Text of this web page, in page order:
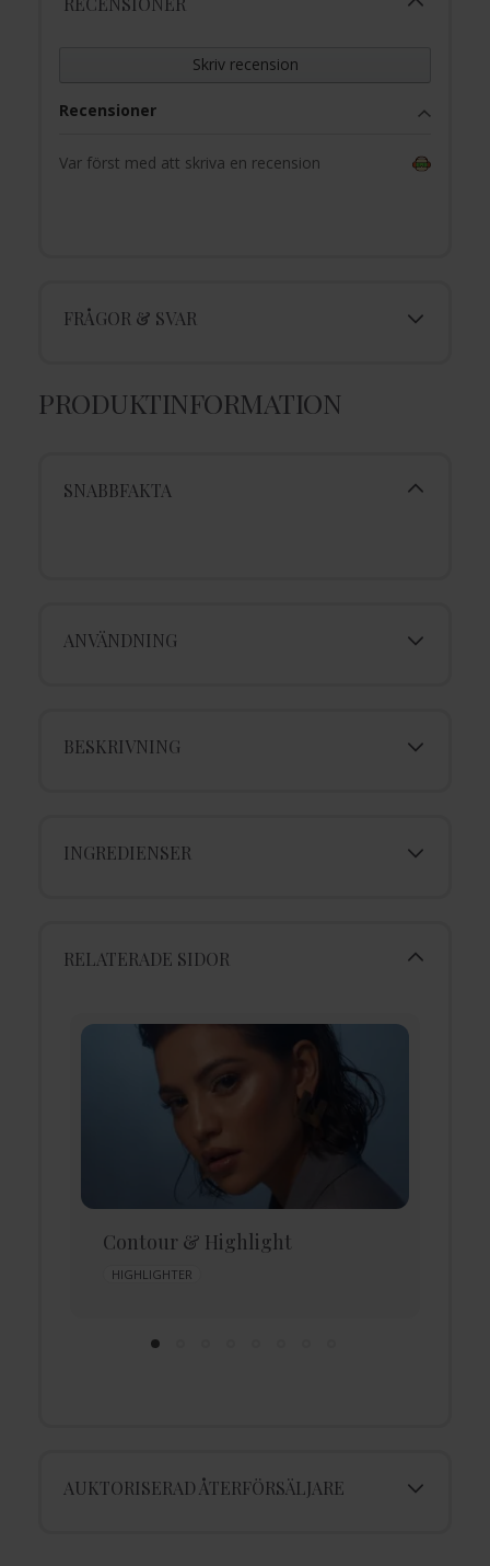
Skriv recension
Recensioner
Var först med att skriva en recension
FRÅGOR & SVAR
PRODUKTINFORMATION
SNABBFAKTA
ANVÄNDNING
BESKRIVNING
INGREDIENSER
RELATERADE SIDOR
Contour & Highlight
HIGHLIGHTER
AUKTORISERAD ÅTERFÖRSÄLJARE